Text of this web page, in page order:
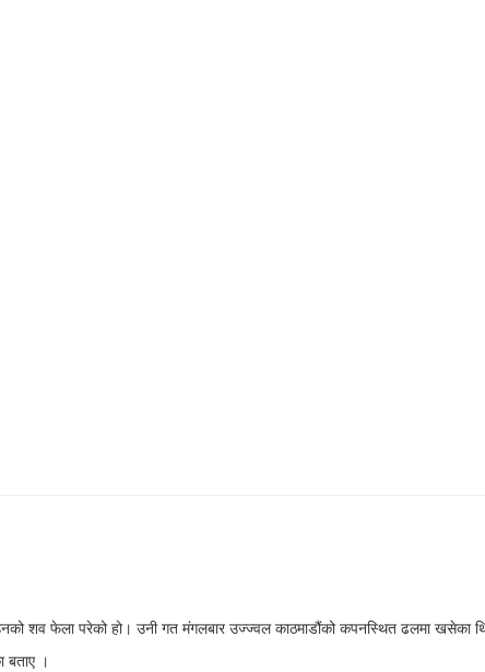
शव फेला परेको हो। उनी गत मंगलबार उज्ज्वल काठमाडौंको कपनस्थित ढलमा खसेका
बताए ।